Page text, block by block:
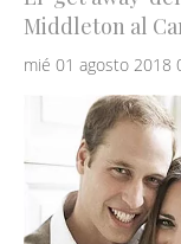
Middleton al
mié 01 agosto 2018